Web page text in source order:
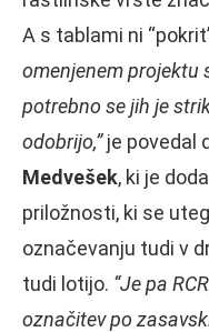
A s tablami ni
omenjenem projektu
potrebno se jih je
odobrijo,”je povedal
Medvešek, ki je
priložnosti, ki se
označevanju tudi v
tudi lotijo. “Je pa
označitev po